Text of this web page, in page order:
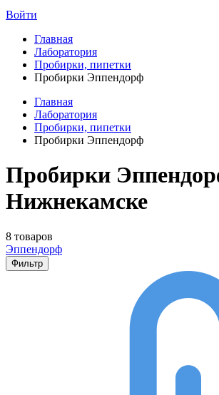
Войти
Главная
Лаборатория
Пробирки, пипетки
Пробирки Эппендорф
Главная
Лаборатория
Пробирки, пипетки
Пробирки Эппендорф
Пробирки
Нижнекамске
8 товаров
Эппендорф
Фильтр